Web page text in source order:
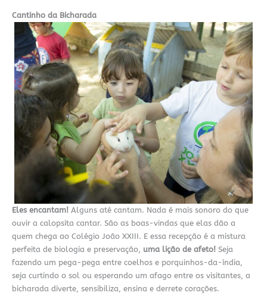
Cantinho da Bicharada
Eles encantam! Alguns até cantam. Nada é mais sonoro do que
ouvir a calopsita cantar. São as boas-vindas que elas dão a
quem chega ao Colégio João XXIII. E essa recepção é a mistura
perfeita de biologia e preservação, uma lição de afeto! Seja
fazendo um pega-pega entre coelhos e porquinhos-da-índia,
seja curtindo o sol ou esperando um afago entre os visitantes, a
bicharada diverte, sensibiliza, ensina e derrete corações.